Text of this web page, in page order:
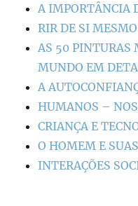
A IMPORTÂNCIA
RIR DE SI
AS 50 PINTURAS
MUNDO EM
A
HUMANOS –
CRIANÇA E
O HOMEM E
INTERAÇÕES